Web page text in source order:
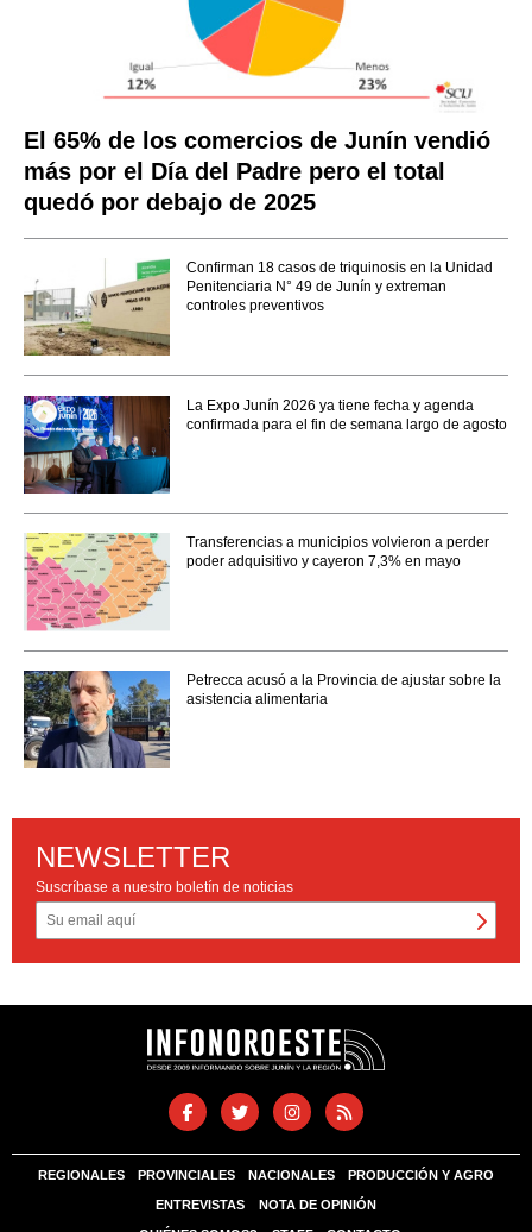
El 65% de los comercios de Junín vendió
más por el Día del Padre pero el total
quedó por debajo de 2025
Confirman 18 casos de triquinosis en la Unidad
Penitenciaria N° 49 de Junín y extreman
controles preventivos
La Expo Junín 2026 ya tiene fecha y agenda
confirmada para el fin de semana largo de agosto
Transferencias a municipios volvieron a perder
poder adquisitivo y cayeron 7,3% en mayo
Petrecca acusó a la Provincia de ajustar sobre la
asistencia alimentaria
NEWSLETTER
Suscríbase a nuestro boletín de noticias
REGIONALES PROVINCIALES NACIONALES PRODUCCIÓN Y AGRO
ENTREVISTAS NOTA DE OPINIÓN